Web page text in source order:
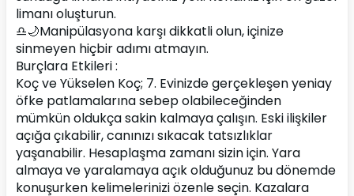
limanı oluşturun.
♎🌙Manipülasyona karşı dikkatli olun, içinize
sinmeyen hiçbir adımı atmayın.
Burçlara Etkileri :
Koç ve Yükselen Koç; 7. Evinizde gerçekleşen yeniay
öfke patlamalarına sebep olabileceğinden
mümkün oldukça sakin kalmaya çalışın. Eski ilişkiler
açığa çıkabilir, canınızı sıkacak tatsızlıklar
yaşanabilir. Hesaplaşma zamanı sizin için. Yara
almaya ve yaralamaya açık olduğunuz bu dönemde
konuşurken kelimelerinizi özenle seçin. Kazalara